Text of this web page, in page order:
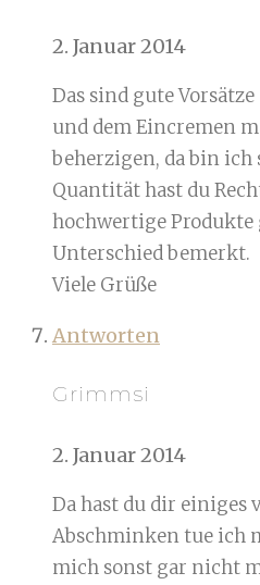
2. Januar 2014
Das sind gute
und dem Eincremen
beherzigen, da bin ich
Quantität hast du
hochwertige
Unterschied bemerkt.
Viele Grüße
Antworten
Grimmsi
2. Januar 2014
Da hast du dir einiges
Abschminken tue ich
mich sonst gar nicht